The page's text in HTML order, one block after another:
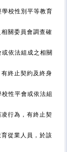
校性別平等教育
關委員會調查確
依法組成之相關
終止契約及終身
性平會或依法組
行為，有終止契
從業人員，於該